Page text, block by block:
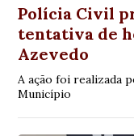
Polícia Civil
tentativa de
Azevedo
A ação foi realizada
Município